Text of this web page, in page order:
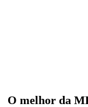
O melhor da